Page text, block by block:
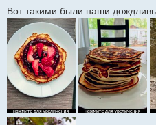
Вот такими были наши